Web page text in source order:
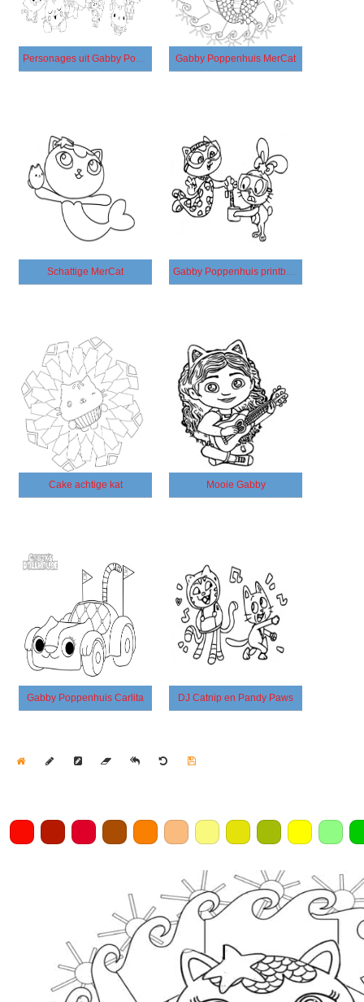
Gabby Poppenhuis MerCat
Schattige MerCat
Cake achtige kat Mooie Gabby
Gabby Poppenhuis Carlita DJ Catnip en Pandy Paws